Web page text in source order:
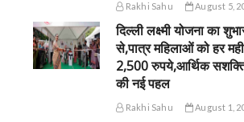
Rakhi Sahu August 5,
दिल्ली लक्ष्मी योजना का
से,पात्र महिलाओं को हर
2,500 रुपये,आर्थिक
की नई पहल
Rakhi Sahu August 1,